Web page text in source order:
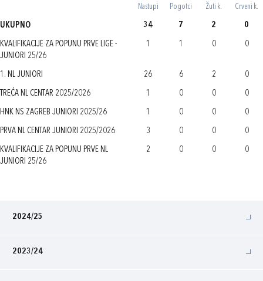
Nastupi Pogotci Žuti k. Crveni k.
UKUPNO 34 7 2 0
KVALIFIKACIJE ZA POPUNU PRVE LIGE -
JUNIORI 25/26
1 1 0 0
1. NL JUNIORI 26 6 2 0
TREĆA NL CENTAR 2025/2026 1 0 0 0
HNK NS ZAGREB JUNIORI 2025/26 1 0 0 0
PRVA NL CENTAR JUNIORI 2025/2026 3 0 0 0
KVALIFIKACIJE ZA POPUNU PRVE NL
JUNIORI 25/26
2 0 0 0
2024/25
2023/24